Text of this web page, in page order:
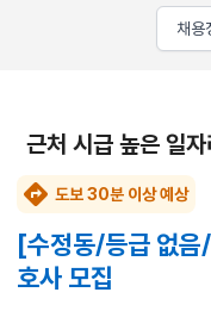
채용
근처 시급 높은 일자
도보 30분 이상 예상
[수정동/등급 없
호사 모집